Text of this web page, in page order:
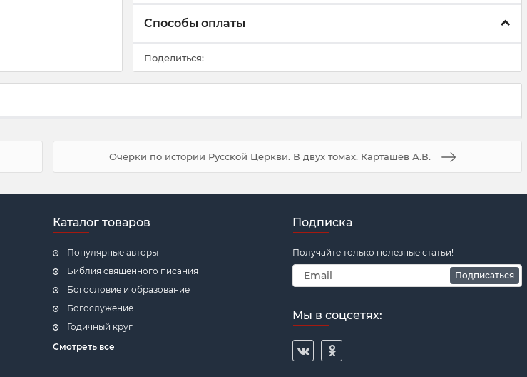
Способы оплаты
Поделиться:
Очерки по истории Русской Церкви. В двух томах. Карташёв А.В.
Каталог товаров
Популярные авторы
Библия священного писания
Богословие и образование
Богослужение
Годичный круг
Смотреть все
Подписка
Получайте только полезные статьи!
Подписаться
Мы в соцсетях: